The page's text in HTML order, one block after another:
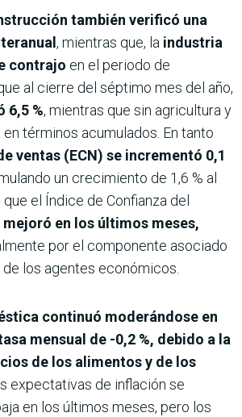
también verificó una
, mientras que, la industria
contrajo en el periodo de
al cierre del séptimo mes del año,
6,5 %, mientras que sin agricultura y
en términos acumulados. En tanto
ventas (ECN) se incrementó 0,1
un crecimiento de 1,6 % al
el Índice de Confianza del
mejoró en los últimos meses,
por el componente asociado
los agentes económicos.
continuó moderándose en
mensual de -0,2 %, debido a la
de los alimentos y de los
expectativas de inflación se
en los últimos meses, pero los